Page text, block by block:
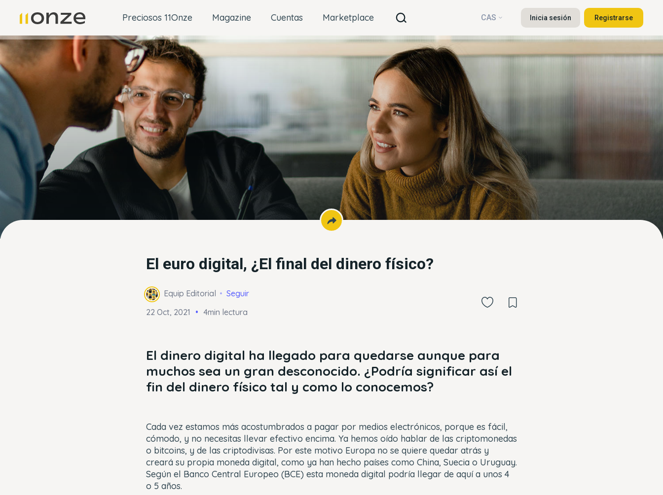
Preciosos 11Onze Magazine Cuentas Marketplace CAS Inicia sesión Registrarse
El euro digital, ¿El final del dinero físico?
Equip Editorial
Seguir
22 Oct, 2021
4min lectura
El dinero digital ha llegado para quedarse aunque para
muchos sea un gran desconocido. ¿Podría significar así el
fin del dinero físico tal y como lo conocemos?
Cada vez estamos más acostumbrados a pagar por medios electrónicos, porque es fácil,
cómodo, y no necesitas llevar efectivo encima. Ya hemos oído hablar de las criptomonedas
o bitcoins, y de las criptodivisas. Por este motivo Europa no se quiere quedar atrás y
creará su propia moneda digital, como ya han hecho países como China, Suecia o Uruguay.
Según el Banco Central Europeo (BCE) esta moneda digital podría llegar de aquí a unos 4
o 5 años.